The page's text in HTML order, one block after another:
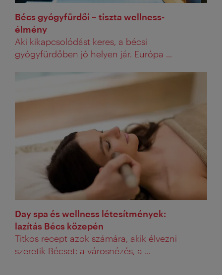
Bécs gyógyfürdői – tiszta wellness-
élmény
Aki kikapcsolódást keres, a bécsi
gyógyfürdőben jó helyen jár. Európa ...
Day spa és wellness létesítmények:
lazítás Bécs közepén
Titkos recept azok számára, akik élvezni
szeretik Bécset: a városnézés, a ...